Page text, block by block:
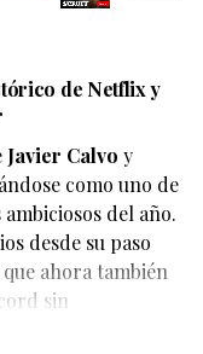
Studios realizó
de Netflix y
Javier Calvo y
como uno de
del año.
desde su paso
ahora también
sin